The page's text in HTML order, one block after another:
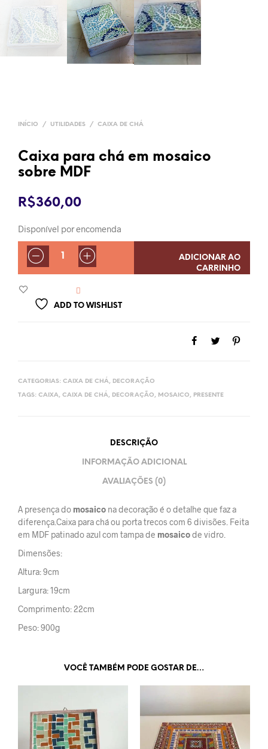
INÍCIO / UTILIDADES / CAIXA DE CHÁ
Caixa para chá em mosaico
sobre MDF
R$360,00
Disponível por encomenda
QUANTIDADE
ADICIONAR AO
CARRINHO
ADD TO WISHLIST
CATEGORIAS: CAIXA DE CHÁ, DECORAÇÃO
TAGS: CAIXA, CAIXA DE CHÁ, DECORAÇÃO, MOSAICO, PRESENTE
DESCRIÇÃO
INFORMAÇÃO ADICIONAL
AVALIAÇÕES (0)
A presença do mosaico na decoração é o detalhe que faz a
diferença.Caixa para chá ou porta trecos com 6 divisões. Feita
em MDF patinado azul com tampa de mosaicode vidro.
Dimensões:
Altura: 9cm
Largura: 19cm
Comprimento: 22cm
Peso: 900g
VOCÊ TAMBÉM PODE GOSTAR DE…